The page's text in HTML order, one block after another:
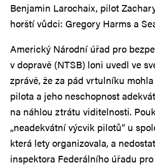
Benjamin Larochaix, pilot
horští vůdci: Gregory Harms a
Americký Národní úřad pro
v dopravě (NTSB) loni uvedl ve
zprávě, že za pád vrtulníku
pilota a jeho neschopnost
na náhlou ztrátu viditelnosti.
„neadekvátní výcvik pilotů“ u
která lety organizovala, a
inspektora Federálního úřadu